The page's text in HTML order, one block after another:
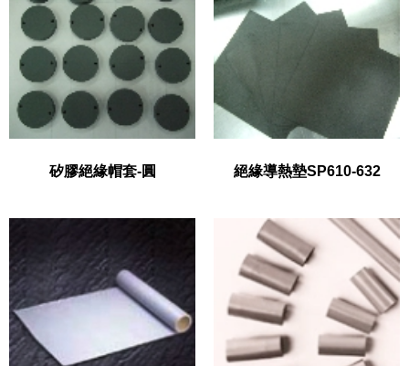
矽膠絕緣帽套-圓 絕緣導熱墊SP610-632